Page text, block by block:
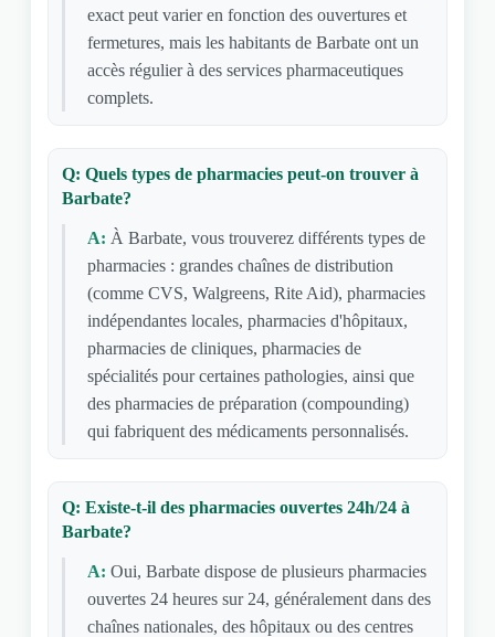
exact peut varier en fonction des ouvertures et
fermetures, mais les habitants de Barbate ont un
accès régulier à des services pharmaceutiques
complets.
Q: Quels types de pharmacies peut-on trouver à
Barbate?
A: À Barbate, vous trouverez différents types de
pharmacies : grandes chaînes de distribution
(comme CVS, Walgreens, Rite Aid), pharmacies
indépendantes locales, pharmacies d'hôpitaux,
pharmacies de cliniques, pharmacies de
spécialités pour certaines pathologies, ainsi que
des pharmacies de préparation (compounding)
qui fabriquent des médicaments personnalisés.
Q: Existe-t-il des pharmacies ouvertes 24h/24 à
Barbate?
A: Oui, Barbate dispose de plusieurs pharmacies
ouvertes 24 heures sur 24, généralement dans des
chaînes nationales, des hôpitaux ou des centres